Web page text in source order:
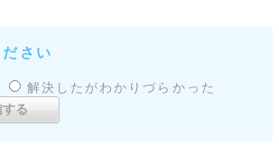
さい
解決したがわかりづらかった